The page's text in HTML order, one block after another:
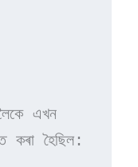
এখন
কৰা হৈছিল: